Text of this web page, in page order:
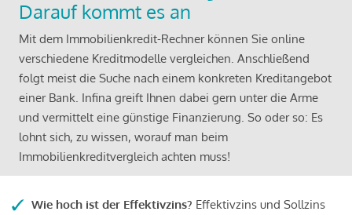
Darauf kommt es an
Mit dem Immobilienkredit-Rechner können Sie online
verschiedene Kreditmodelle vergleichen. Anschließend
folgt meist die Suche nach einem konkreten Kreditangebot
einer Bank. Infina greift Ihnen dabei gern unter die Arme
und vermittelt eine günstige Finanzierung. So oder so: Es
lohnt sich, zu wissen, worauf man beim
Immobilienkreditvergleich achten muss!
Wie hoch ist der Effektivzins? Effektivzins und Sollzins